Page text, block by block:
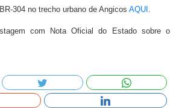
304 no trecho urbano de Angicos AQUI
com Nota Oficial do Estado sobre o